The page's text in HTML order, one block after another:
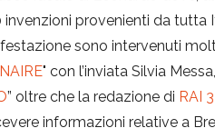
provenienti da tutta
sono intervenuti
" con l’inviata Silvia Messa,
” oltre che la redazione di RAI
informazioni relative a